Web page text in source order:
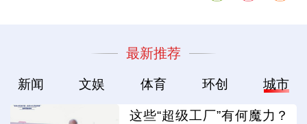
最新推荐
新闻 文娱 体育 环创 城市
这些“超级工厂”有何魔力？